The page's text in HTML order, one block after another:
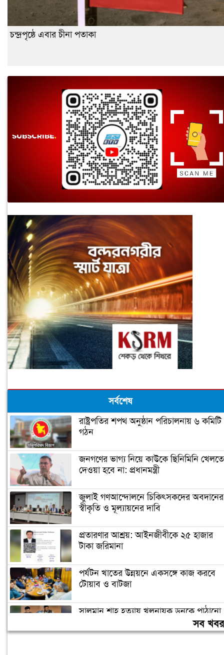
চন্দ্রপৃষ্ঠে এবার চীনা পতাকা
সর্বশেষ
রাষ্ট্রপতির শপথ অনুষ্ঠান পরিচালনায় ৬ কমিটি
গঠন
জনগণের ভাগ্য নিয়ে কাউকে ছিনিমিনি খেলতে
দেওয়া হবে না: প্রধানমন্ত্রী
জুলাই গণআন্দোলনে চিকিৎসকদের অবদানের
স্বীকৃতি ও মূল্যায়নের দাবি
প্রতারণার আশ্রয়: আইনজীবীকে ২৫ হাজার
টাকা জরিমানা
পর্যটন খাতের উন্নয়নে একসঙ্গে কাজ করবে
টোয়াব ও বাটজা
সালমান শাহ হত্যায় খলনায়ক ডনকে পাঠানো
সব